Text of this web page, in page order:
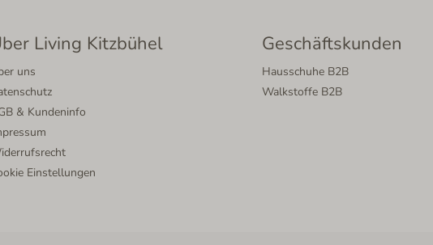
Living Kitzbühel
uns
& Kundeninfo
Einstellungen
Geschäftskunden
Hausschuhe B2B
Walkstoffe B2B